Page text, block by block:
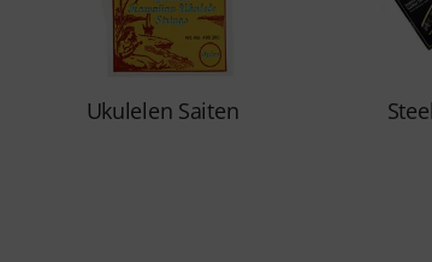
Ukulelen Saiten